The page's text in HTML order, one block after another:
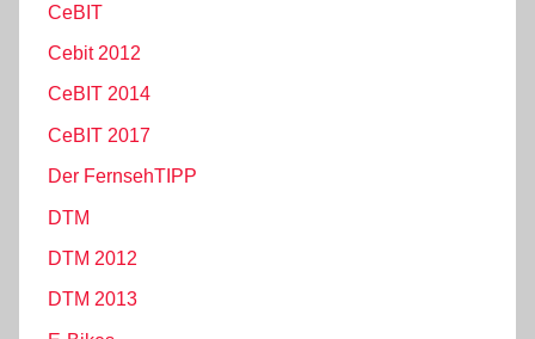
CeBIT
Cebit 2012
CeBIT 2014
CeBIT 2017
Der FernsehTIPP
DTM
DTM 2012
DTM 2013